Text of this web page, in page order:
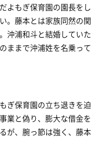
よもぎ保育園の園長をし
。藤本とは家族同然の関
沖浦和斗と結婚していた
ままで沖浦姓を名乗って
ぎ保育園の立ち退きを迫
業と偽り、膨大な借金を
が、腕っ節は強く、藤本